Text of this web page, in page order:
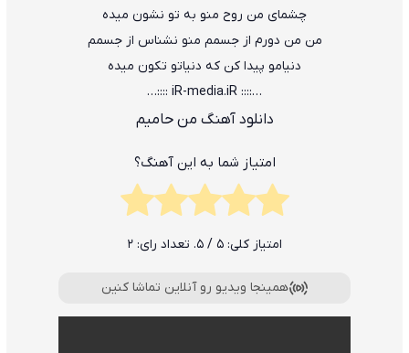
چشمای من روح منو به تو نشون میده
من من دورم از جسمم منو نشناس از جسمم
دنیامو پیدا کن که دنیاتو تکون میده
…:::: iR-media.iR ::::…
دانلود آهنگ من حامیم
امتیاز شما به این آهنگ؟
امتیاز کلی: 5 / 5. تعداد رای: 2
همینجا ویدیو رو آنلاین تماشا کنین